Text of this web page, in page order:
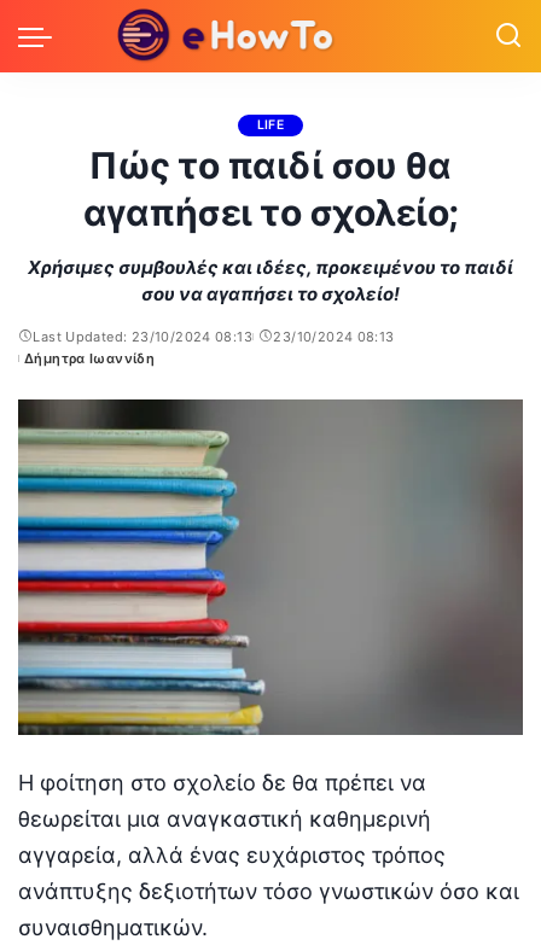
LIFE
Πώς το παιδί σου θα
αγαπήσει το σχολείο;
Χρήσιμες συμβουλές και ιδέες, προκειμένου το παιδί
σου να αγαπήσει το σχολείο!
Last Updated: 23/10/2024 08:13
23/10/2024 08:13
Posted
Δήμητρα Ιωαννίδη
Η φοίτηση στο σχολείο δε θα πρέπει να
θεωρείται μια αναγκαστική καθημερινή
αγγαρεία, αλλά ένας ευχάριστος τρόπος
ανάπτυξης δεξιοτήτων τόσο γνωστικών όσο και
συναισθηματικών.